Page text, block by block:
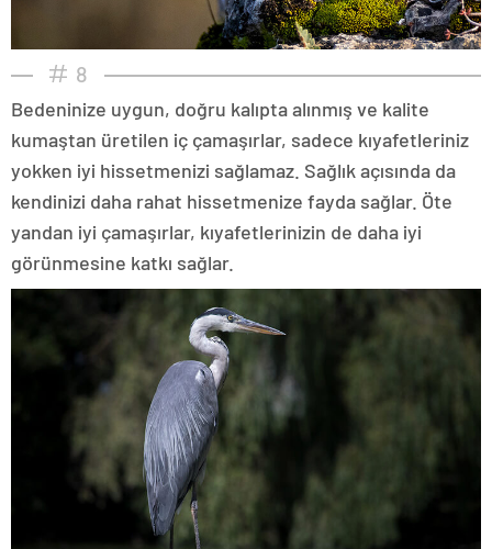
8
Bedeninize uygun, doğru kalıpta alınmış ve kalite
kumaştan üretilen iç çamaşırlar, sadece kıyafetleriniz
yokken iyi hissetmenizi sağlamaz. Sağlık açısında da
kendinizi daha rahat hissetmenize fayda sağlar. Öte
yandan iyi çamaşırlar, kıyafetlerinizin de daha iyi
görünmesine katkı sağlar.